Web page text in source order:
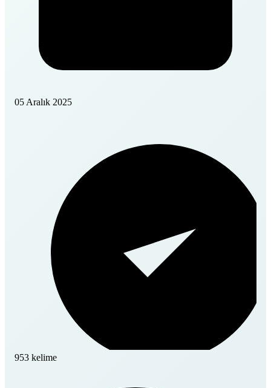
05 Aralık 2025
953 kelime